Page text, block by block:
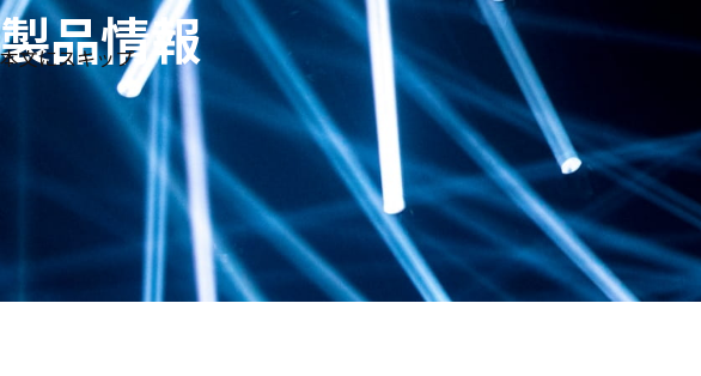
本文にスキップ
生体
信
号・
測定
メー
カー
フリ
検索
療
用
研
究
用
教
用
製品情報